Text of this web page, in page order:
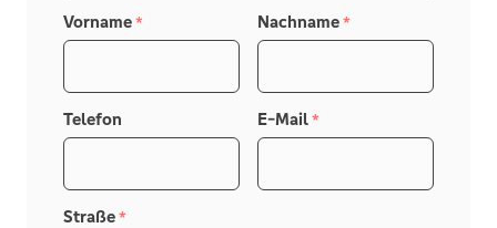
Vorname * Nachname *
Telefon E-Mail *
Straße *